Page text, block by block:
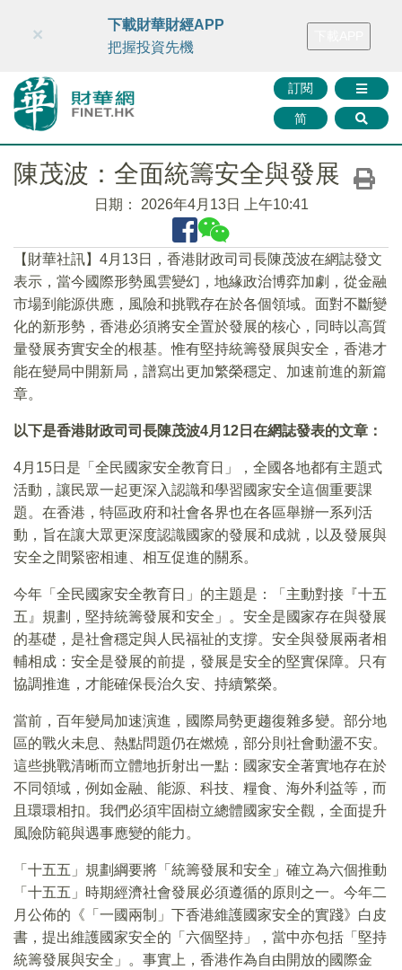
財華智庫網 FINTV FINMETA 財華證券 媒體矩陣
訂閱
简
×
下載財華財經APP
把握投資先機
陳茂波：全面統籌安全與發展
日期： 2026年4月13日 上午10:41
【財華社訊】4月13日，香港財政司司長陳茂波在網誌發文
表示，當今國際形勢風雲變幻，地緣政治博弈加劇，從金融
市場到能源供應，風險和挑戰存在於各個領域。面對不斷變
化的新形勢，香港必須將安全置於發展的核心，同時以高質
量發展夯實安全的根基。惟有堅持統籌發展與安全，香港才
能在變局中開新局，譜寫出更加繁榮穩定、加速前進的新篇
章。
以下是香港財政司司長陳茂波4月12日在網誌發表的文章：
4月15日是「全民國家安全教育日」，全國各地都有主題式
活動，讓民眾一起更深入認識和學習國家安全這個重要課
題。在香港，特區政府和社會各界也在各區舉辦一系列活
動，旨在讓大眾更深度認識國家的發展和成就，以及發展與
安全之間緊密相連、相互促進的關系。
今年「全民國家安全教育日」的主題是：「主動對接『十五
五』規劃，堅持統籌發展和安全」。安全是國家存在與發展
的基礎，是社會穩定與人民福祉的支撐。安全與發展兩者相
輔相成：安全是發展的前提，發展是安全的堅實保障。只有
協調推進，才能確保長治久安、持續繁榮。
當前，百年變局加速演進，國際局勢更趨復雜多變。部分地
區的戰火未息、熱點問題仍在燃燒，部分則社會動盪不安。
這些挑戰清晰而立體地折射出一點：國家安全著實地存在於
不同領域，例如金融、能源、科技、糧食、海外利益等，而
且環環相扣。我們必須牢固樹立總體國家安全觀，全面提升
風險防範與遇事應變的能力。
「十五五」規劃綱要將「統籌發展和安全」確立為六個推動
「十五五」時期經濟社會發展必須遵循的原則之一。今年二
月公佈的《「一國兩制」下香港維護國家安全的實踐》白皮
書，提出維護國家安全的「六個堅持」，當中亦包括「堅持
統籌發展與安全」。事實上，香港作為自由開放的國際金